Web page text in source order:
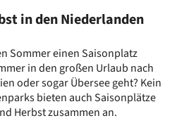
in den Niederlanden
Sommer einen Saisonplatz
in den großen Urlaub nach
oder sogar Übersee geht? Kein
bieten auch Saisonplätze
Herbst zusammen an.